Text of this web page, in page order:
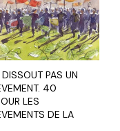
PAS UN
40
LES
DE LA